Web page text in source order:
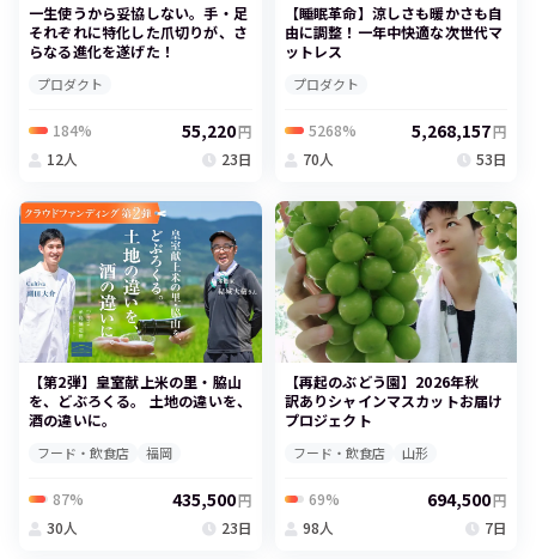
一生使うから妥協しない。手・足
それぞれに特化した爪切りが、さ
らなる進化を遂げた！
プロダクト
184% 55,220円
12人
23日
【睡眠革命】涼しさも暖かさも自
由に調整！一年中快適な次世代マ
ットレス
プロダクト
5268% 5,268,157円
70人
53日
【第2弾】皇室献上米の里・脇山
を、どぶろくる。 土地の違いを、
酒の違いに。
フード・飲食店 福岡
87% 435,500円
30人
23日
【再起のぶどう園】2026年秋
訳ありシャインマスカットお届け
プロジェクト
フード・飲食店 山形
69% 694,500円
98人
7日